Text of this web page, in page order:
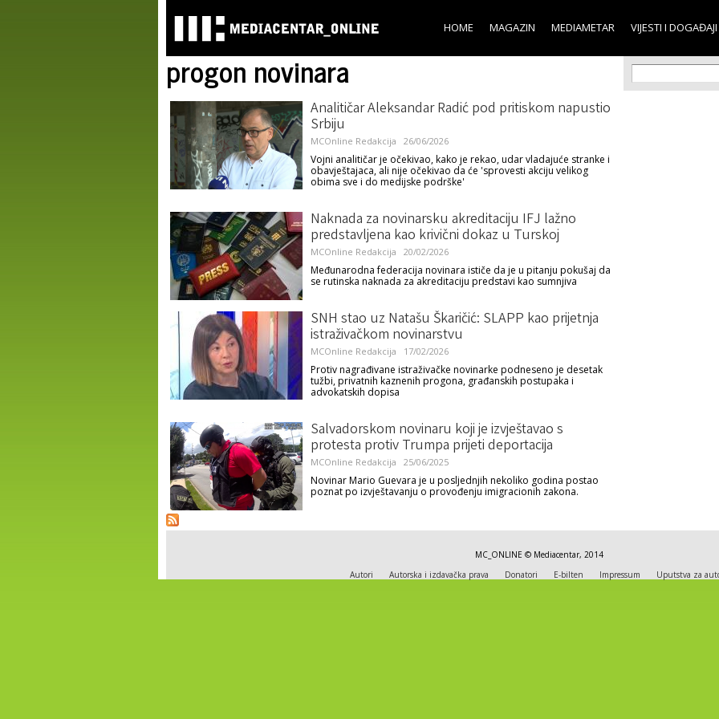
main
content
HOME MAGAZIN MEDIAMETAR VIJESTI I DOGAĐAJI
progon novinara
Analitičar Aleksandar Radić pod pritiskom napustio
Srbiju
MCOnline Redakcija 26/06/2026
Vojni analitičar je očekivao, kako je rekao, udar vladajuće stranke i
obavještajaca, ali nije očekivao da će 'sprovesti akciju velikog
obima sve i do medijske podrške'
Naknada za novinarsku akreditaciju IFJ lažno
predstavljena kao krivični dokaz u Turskoj
MCOnline Redakcija 20/02/2026
Međunarodna federacija novinara ističe da je u pitanju pokušaj da
se rutinska naknada za akreditaciju predstavi kao sumnjiva
SNH stao uz Natašu Škaričić: SLAPP kao prijetnja
istraživačkom novinarstvu
MCOnline Redakcija 17/02/2026
Protiv nagrađivane istraživačke novinarke podneseno je desetak
tužbi, privatnih kaznenih progona, građanskih postupaka i
advokatskih dopisa
Salvadorskom novinaru koji je izvještavao s
protesta protiv Trumpa prijeti deportacija
MCOnline Redakcija 25/06/2025
Novinar Mario Guevara je u posljednjih nekoliko godina postao
poznat po izvještavanju o provođenju imigracionih zakona.
Search
Search
MC_ONLINE © Mediacentar, 2014
Autori
Autorska i izdavačka prava Donatori E-bilten Impressum Uputstva za